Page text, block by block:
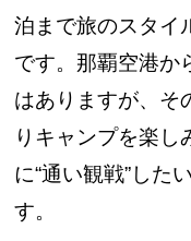
泊まで旅のスタイ
です。那覇空港か
はありますが、そ
りキャンプを楽し
に“通い観戦”した
す。